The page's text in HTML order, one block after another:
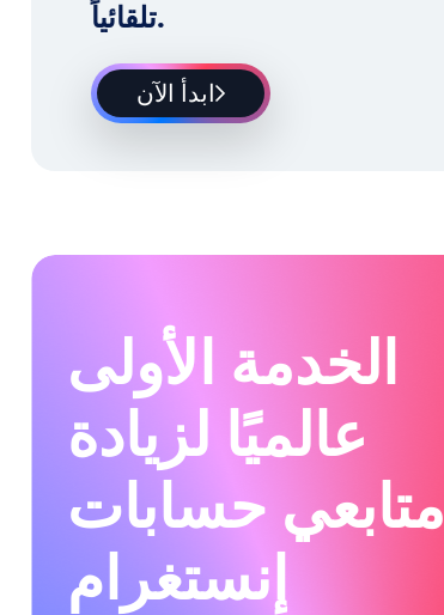
تلقائياً.
ابدأ الآن
الخدمة الأولى
عالميًا لزيادة
متابعي حسابات
إنستغرام